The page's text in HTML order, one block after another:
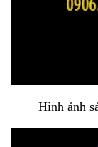
Hình ảnh